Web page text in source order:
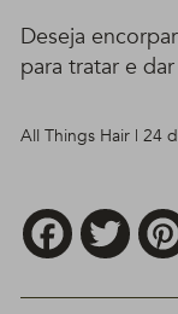
Deseja
para tratar e
All Things Hair | 24
Facebook